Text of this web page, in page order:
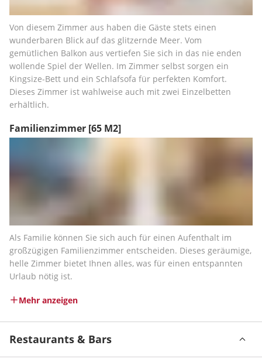
Von diesem Zimmer aus haben die Gäste stets einen
wunderbaren Blick auf das glitzernde Meer. Vom
gemütlichen Balkon aus vertiefen Sie sich in das nie enden
wollende Spiel der Wellen. Im Zimmer selbst sorgen ein
Kingsize-Bett und ein Schlafsofa für perfekten Komfort.
Dieses Zimmer ist wahlweise auch mit zwei Einzelbetten
erhältlich.
Familienzimmer [65 M2]
Als Familie können Sie sich auch für einen Aufenthalt im
großzügigen Familienzimmer entscheiden. Dieses geräumige,
helle Zimmer bietet Ihnen alles, was für einen entspannten
Urlaub nötig ist.
Mehr anzeigen
Restaurants & Bars